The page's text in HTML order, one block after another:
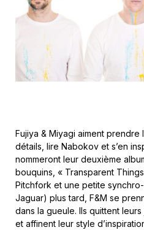
Fujiya & Miyagi aiment
détails, lire Nabokov et s’en
nommeront leur deuxième
bouquins, « Transparent
Pitchfork et une petite
Jaguar) plus tard, F&M se
dans la gueule. Ils quittent
et affinent leur style